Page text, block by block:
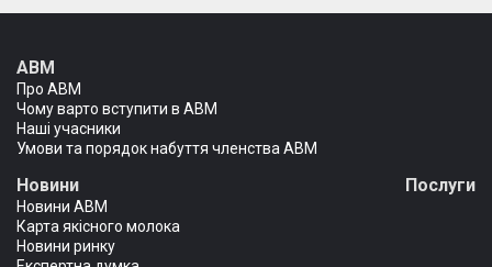
АВМ
Про АВМ
Чому варто вступити в АВМ
Наші учасники
Умови та порядок набуття членства АВМ
Новини
Новини АВМ
Карта якісного молока
Новини ринку
Послуги